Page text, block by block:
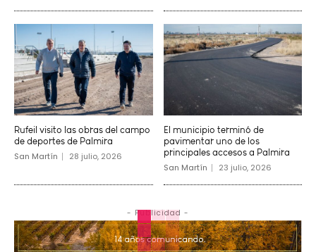
Rufeil visito las obras del campo
de deportes de Palmira
San Martín 28 julio, 2026
El municipio terminó de
pavimentar uno de los
principales accesos a Palmira
San Martín 23 julio, 2026
- Publicidad -